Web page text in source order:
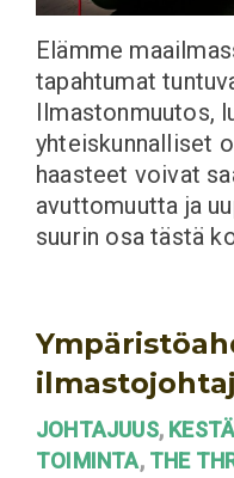
Elämme
tapahtumat
Ilmastonmuutos,
yhteiskunnalliset
haasteet voivat
avuttomuutta ja
suurin osa tästä
JOHTAJUUS,
TOIMINTA, THE